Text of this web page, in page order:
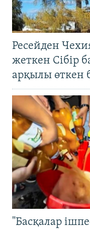
Ресейден
жеткен Сібір
арқылы өткен
"Басқалар